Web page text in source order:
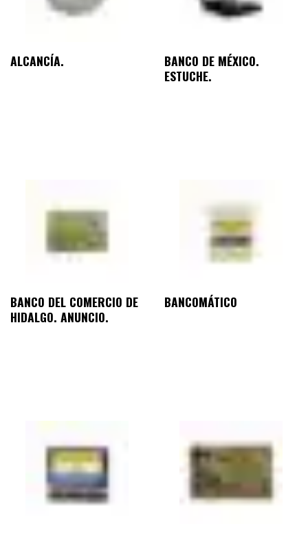
ALCANCÍA.
BANCO DE MÉXICO.
ESTUCHE.
BANCO DEL COMERCIO DE
HIDALGO. ANUNCIO.
BANCOMÁTICO